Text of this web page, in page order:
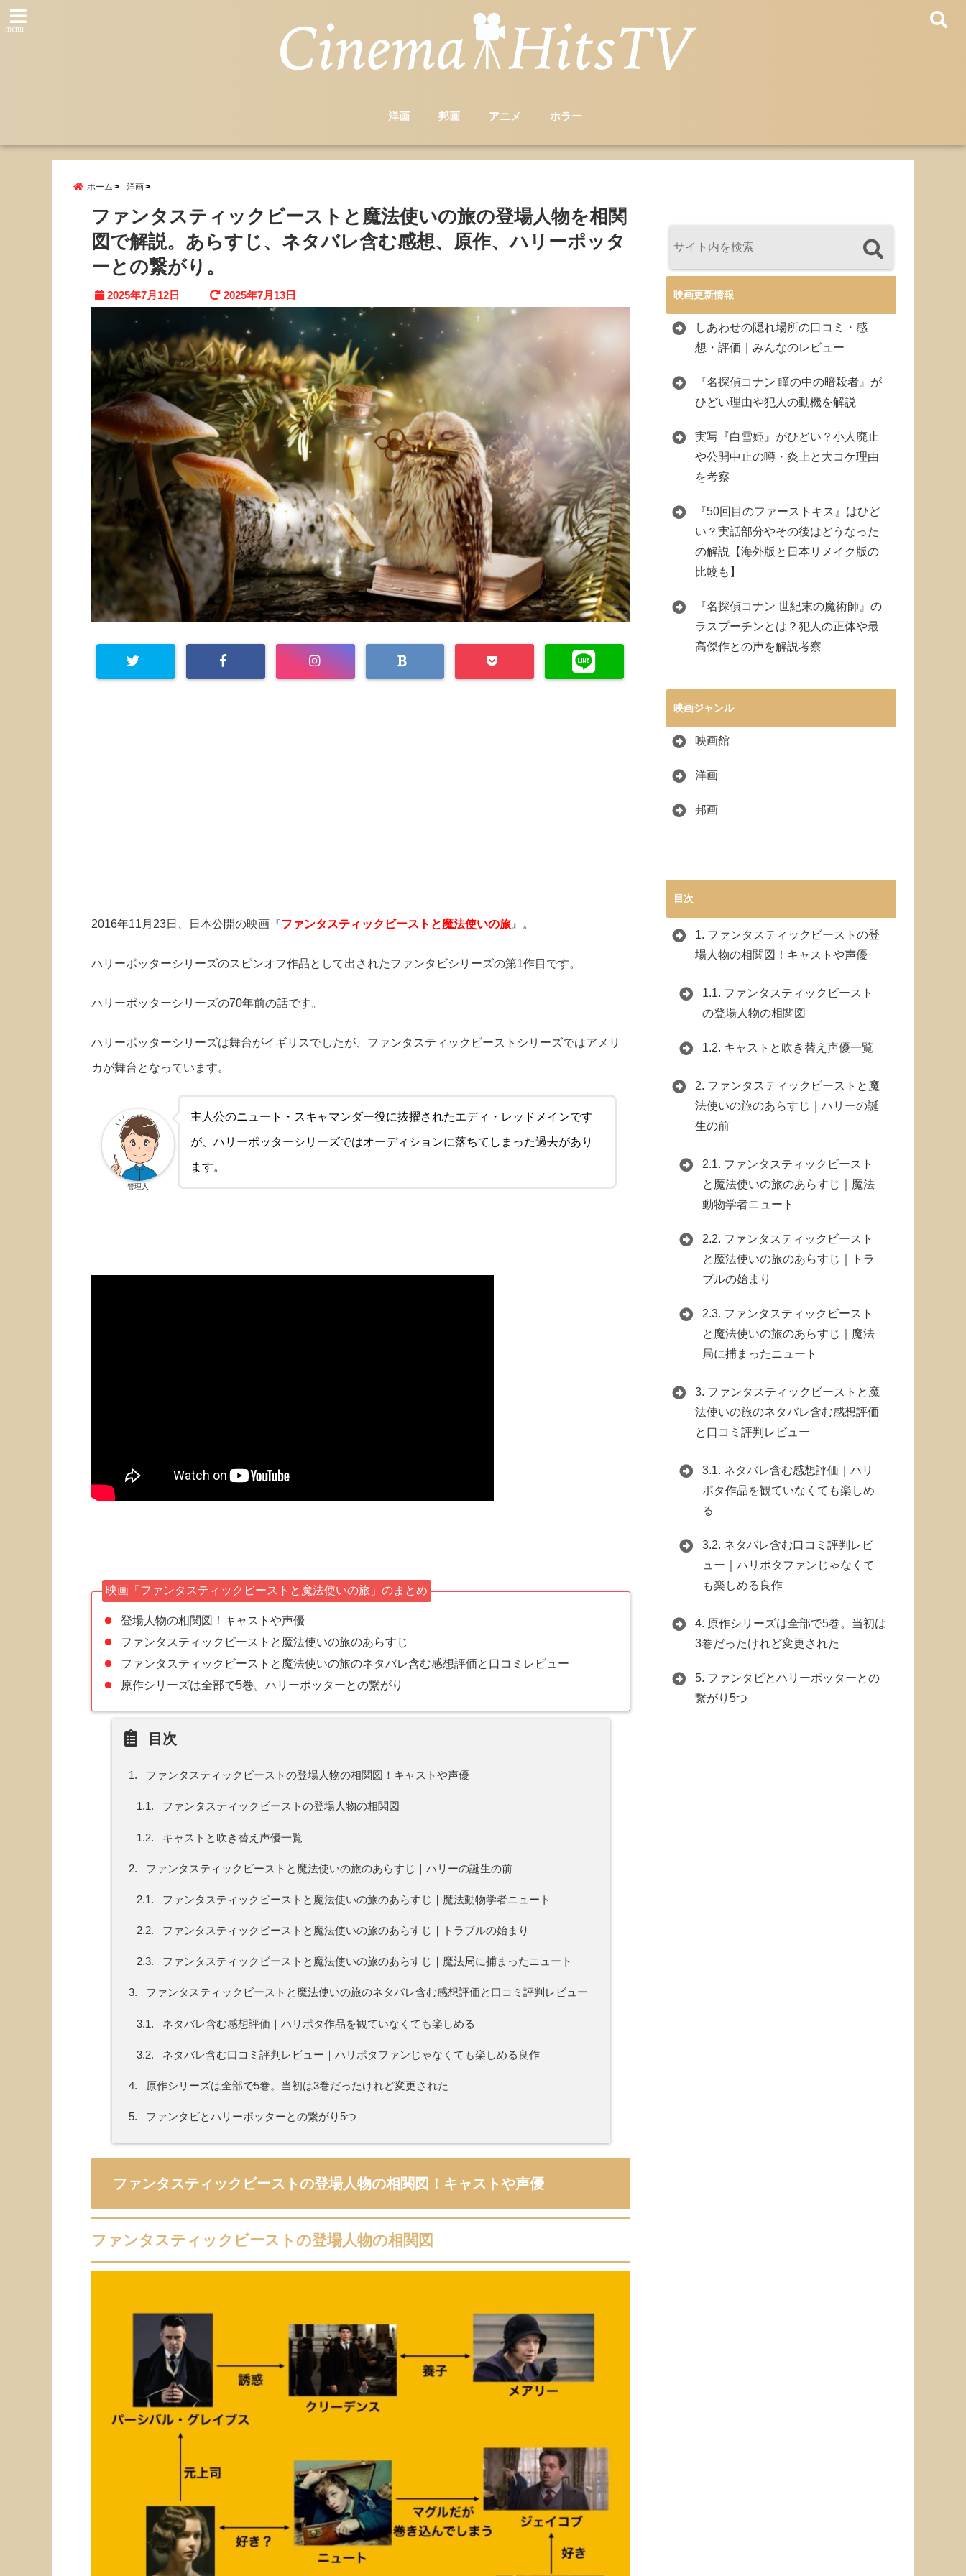
menu
洋画 邦画 アニメ ホラー
ホーム 洋画
ファンタスティックビーストと魔法使いの旅の登場人物を相関
図で解説。あらすじ、ネタバレ含む感想、原作、ハリーポッタ
ーとの繋がり。
2025年7月12日 2025年7月13日
2016年11月23日、日本公開の映画『ファンタスティックビーストと魔法使いの旅 』。
ハリーポッターシリーズのスピンオフ作品として出されたファンタビシリーズの第1作目です。
ハリーポッターシリーズの70年前の話です。
ハリーポッターシリーズは舞台がイギリスでしたが、ファンタスティックビーストシリーズではアメリ
カが舞台となっています。
主人公のニュート・スキャマンダー役に抜擢されたエディ・レッドメインです
が、ハリーポッターシリーズではオーディションに落ちてしまった過去があり
ます。
管理人
映画「ファンタスティックビーストと魔法使いの旅」のまとめ
登場人物の相関図！キャストや声優
ファンタスティックビーストと魔法使いの旅のあらすじ
ファンタスティックビーストと魔法使いの旅のネタバレ含む感想評価と口コミレビュー
原作シリーズは全部で5巻。ハリーポッターとの繋がり
目次
1. ファンタスティックビーストの登場人物の相関図！キャストや声優
1.1. ファンタスティックビーストの登場人物の相関図
1.2. キャストと吹き替え声優一覧
2. ファンタスティックビーストと魔法使いの旅のあらすじ｜ハリーの誕生の前
2.1. ファンタスティックビーストと魔法使いの旅のあらすじ｜魔法動物学者ニュート
2.2. ファンタスティックビーストと魔法使いの旅のあらすじ｜トラブルの始まり
2.3. ファンタスティックビーストと魔法使いの旅のあらすじ｜魔法局に捕まったニュート
3. ファンタスティックビーストと魔法使いの旅のネタバレ含む感想評価と口コミ評判レビュー
3.1. ネタバレ含む感想評価｜ハリポタ作品を観ていなくても楽しめる
3.2. ネタバレ含む口コミ評判レビュー｜ハリポタファンじゃなくても楽しめる良作
4. 原作シリーズは全部で5巻。当初は3巻だったけれど変更された
5. ファンタビとハリーポッターとの繋がり5つ
ファンタスティックビーストの登場人物の相関図！キャストや声優
ファンタスティックビーストの登場人物の相関図
映画更新情報
しあわせの隠れ場所の口コミ・感
想・評価｜みんなのレビュー
『名探偵コナン 瞳の中の暗殺者』が
ひどい理由や犯人の動機を解説
実写『白雪姫』がひどい？小人廃止
や公開中止の噂・炎上と大コケ理由
を考察
『50回目のファーストキス』はひど
い？実話部分やその後はどうなった
の解説【海外版と日本リメイク版の
比較も】
『名探偵コナン 世紀末の魔術師』の
ラスプーチンとは？犯人の正体や最
高傑作との声を解説考察
映画ジャンル
映画館
洋画
邦画
目次
1. ファンタスティックビーストの登
場人物の相関図！キャストや声優
1.1. ファンタスティックビースト
の登場人物の相関図
1.2. キャストと吹き替え声優一覧
2. ファンタスティックビーストと魔
法使いの旅のあらすじ｜ハリーの誕
生の前
2.1. ファンタスティックビースト
と魔法使いの旅のあらすじ｜魔法
動物学者ニュート
2.2. ファンタスティックビースト
と魔法使いの旅のあらすじ｜トラ
ブルの始まり
2.3. ファンタスティックビースト
と魔法使いの旅のあらすじ｜魔法
局に捕まったニュート
3. ファンタスティックビーストと魔
法使いの旅のネタバレ含む感想評価
と口コミ評判レビュー
3.1. ネタバレ含む感想評価｜ハリ
ポタ作品を観ていなくても楽しめ
る
3.2. ネタバレ含む口コミ評判レビ
ュー｜ハリポタファンじゃなくて
も楽しめる良作
4. 原作シリーズは全部で5巻。当初は
3巻だったけれど変更された
5. ファンタビとハリーポッターとの
繋がり5つ